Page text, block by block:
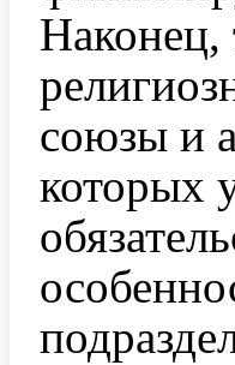
Наконец,
союзы и
которых